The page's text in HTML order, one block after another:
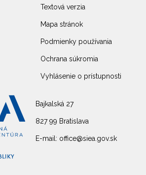
Bajkalská 27
827 99 Bratislava
E-mail: office@siea.gov.sk
Textová verzia
Mapa stránok
Podmienky používania
Ochrana súkromia
Vyhlásenie o prístupnosti